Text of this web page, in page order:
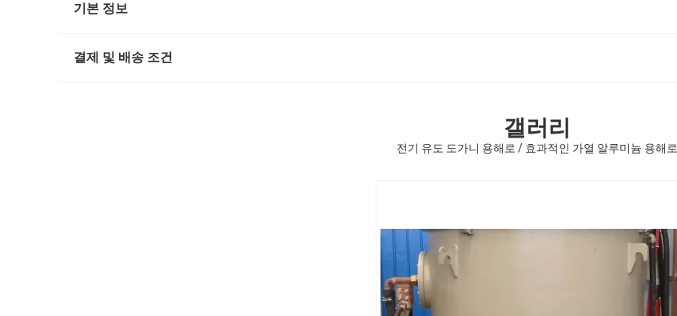
기본 정보
결제 및 배송 조건
갤러리
전기 유도 도가니 용해로 / 효과적인 가열 알루미늄 용해로